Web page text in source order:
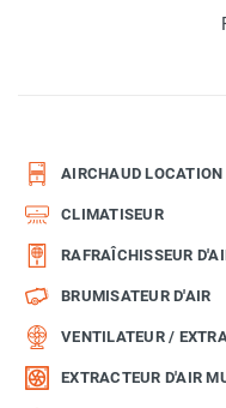
AIRCHAUD LOCATION
CLIMATISEUR
RAFRAÎCHISSEUR
BRUMISATEUR D'AIR
VENTILATEUR /
EXTRACTEUR D'AIR